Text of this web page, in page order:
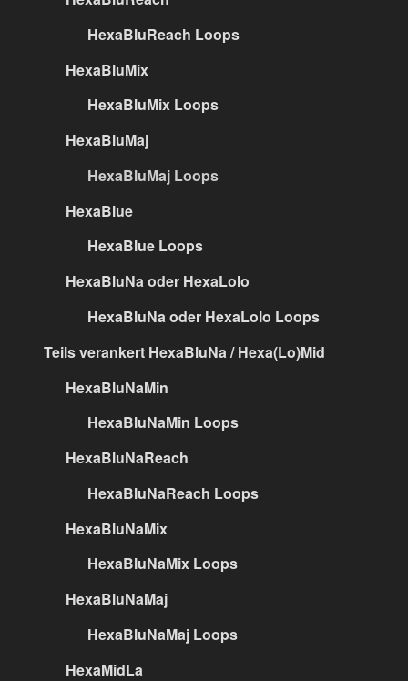
HexaBluReach Loops
HexaBluMix
HexaBluMix Loops
HexaBluMaj
HexaBluMaj Loops
HexaBlue
HexaBlue Loops
HexaBluNa oder HexaLolo
HexaBluNa oder HexaLolo Loops
Teils verankert HexaBluNa / Hexa(Lo)Mid
HexaBluNaMin
HexaBluNaMin Loops
HexaBluNaReach
HexaBluNaReach Loops
HexaBluNaMix
HexaBluNaMix Loops
HexaBluNaMaj
HexaBluNaMaj Loops
HexaMidLa